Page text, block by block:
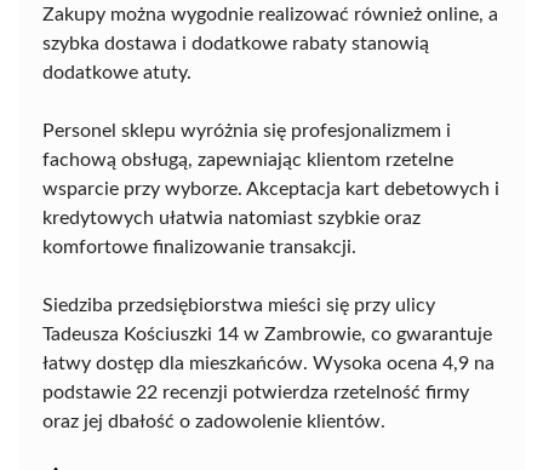
Zakupy można wygodnie realizować również online, a
szybka dostawa i dodatkowe rabaty stanowią
dodatkowe atuty.
Personel sklepu wyróżnia się profesjonalizmem i
fachową obsługą, zapewniając klientom rzetelne
wsparcie przy wyborze. Akceptacja kart debetowych i
kredytowych ułatwia natomiast szybkie oraz
komfortowe finalizowanie transakcji.
Siedziba przedsiębiorstwa mieści się przy ulicy
Tadeusza Kościuszki 14 w Zambrowie, co gwarantuje
łatwy dostęp dla mieszkańców. Wysoka ocena 4,9 na
podstawie 22 recenzji potwierdza rzetelność firmy
oraz jej dbałość o zadowolenie klientów.